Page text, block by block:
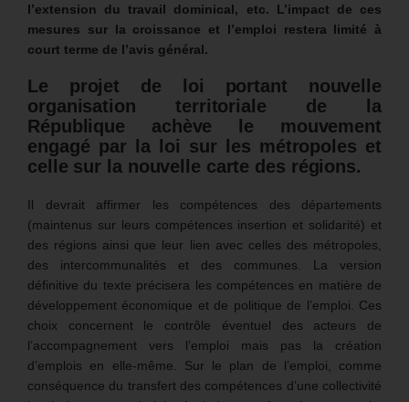
l’extension du travail dominical, etc. L’impact de ces
mesures sur la croissance et l’emploi restera limité à
court terme de l’avis général.
Le projet de loi portant nouvelle
organisation territoriale de la
République
achève le mouvement
engagé par la loi sur les métropoles et
celle sur la nouvelle carte des régions.
Il devrait affirmer les compétences des départements
(maintenus sur leurs compétences insertion et solidarité) et
des régions ainsi que leur lien avec celles des métropoles,
des intercommunalités et des communes. La version
définitive du texte précisera les compétences en matière de
développement économique et de politique de l’emploi. Ces
choix concernent le contrôle éventuel des acteurs de
l’accompagnement vers l’emploi mais pas la création
d’emplois en elle-même. Sur le plan de l’emploi, comme
conséquence du transfert des compétences d’une collectivité